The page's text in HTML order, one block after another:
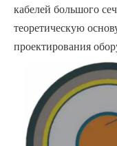
кабелей большого
теоретическую
проектирования